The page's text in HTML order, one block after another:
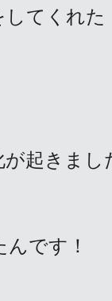
てくれ
が起きまし
です！